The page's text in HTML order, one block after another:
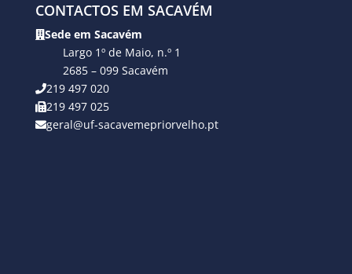
CONTACTOS EM SACAVÉM
Sede em Sacavém
Largo 1º de Maio, n.º 1
2685 – 099 Sacavém
219 497 020
219 497 025
geral@uf-sacavemepriorvelho.pt